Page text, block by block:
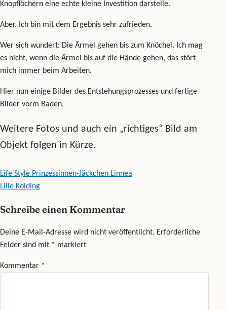
Knopflöchern eine echte kleine Investition darstelle.
Aber. Ich bin mit dem Ergebnis sehr zufrieden.
Wer sich wundert: Die Ärmel gehen bis zum Knöchel. Ich mag
es nicht, wenn die Ärmel bis auf die Hände gehen, das stört
mich immer beim Arbeiten.
Hier nun einige Bilder des Entstehungsprozesses und fertige
Bilder vorm Baden.
Weitere Fotos und auch ein „richtiges“ Bild am
Objekt folgen in Kürze.
Beitragsnavigation
Life Style Prinzessinnen-Jäckchen Linnea
Lille Kolding
Schreibe einen Kommentar
Deine E-Mail-Adresse wird nicht veröffentlicht. Erforderliche
Felder sind mit * markiert
Kommentar *